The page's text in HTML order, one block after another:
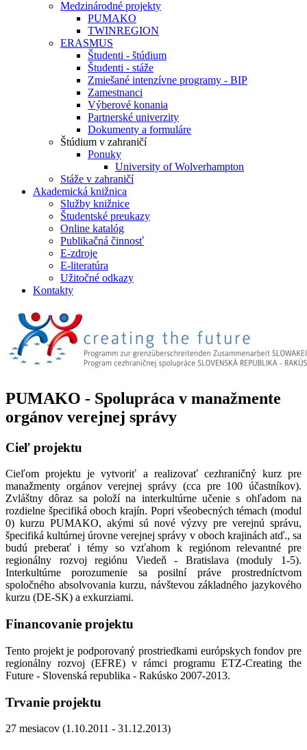
Medzinárodné projekty
PUMAKO
TWINREGION
ERASMUS
Študenti - štúdium
Študenti - stáže
Zmiešané intenzívne programy - BIP
Zamestnanci
Výberové konania
Partnerské univerzity
Dokumenty a formuláre
Štúdium v zahraničí
Ponuky
University of Wolverhampton
Stáže v zahraničí
Akademická knižnica
Služby knižnice
Študentské preukazy
Online katalóg
Publikačná činnosť
E-zdroje
E-literatúra
Užitočné odkazy
Kontakty
PUMAKO - Spolupráca v manažmente
orgánov verejnej správy
Cieľ projektu
Cieľom projektu je vytvoriť a realizovať cezhraničný kurz pre
manažmenty orgánov verejnej správy (cca pre 100 účastníkov).
Zvláštny dôraz sa položí na interkultúrne učenie s ohľadom na
rozdielne špecifiká oboch krajín. Popri všeobecných témach (modul
0) kurzu PUMAKO, akými sú nové výzvy pre verejnú správu,
špecifiká kultúrnej úrovne verejnej správy v oboch krajinách atď., sa
budú preberať i témy so vzťahom k regiónom relevantné pre
regionálny rozvoj regiónu Viedeň - Bratislava (moduly 1-5).
Interkultúrne porozumenie sa posilní práve prostredníctvom
spoločného absolvovania kurzu, návštevou základného jazykového
kurzu (DE-SK) a exkurziami.
Financovanie projektu
Tento projekt je podporovaný prostriedkami európskych fondov pre
regionálny rozvoj (EFRE) v rámci programu ETZ-Creating the
Future - Slovenská republika - Rakúsko 2007-2013.
Trvanie projektu
27 mesiacov (1.10.2011 - 31.12.2013)